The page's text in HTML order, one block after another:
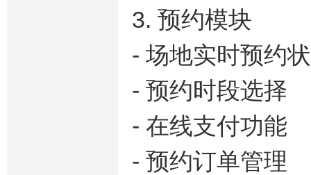
3. 预约模块
- 场地实时预约
- 预约时段选择
- 在线支付功能
- 预约订单管理